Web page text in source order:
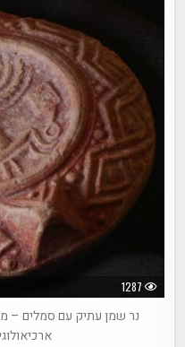
1287
נר שמן עתיק עם סמלים –